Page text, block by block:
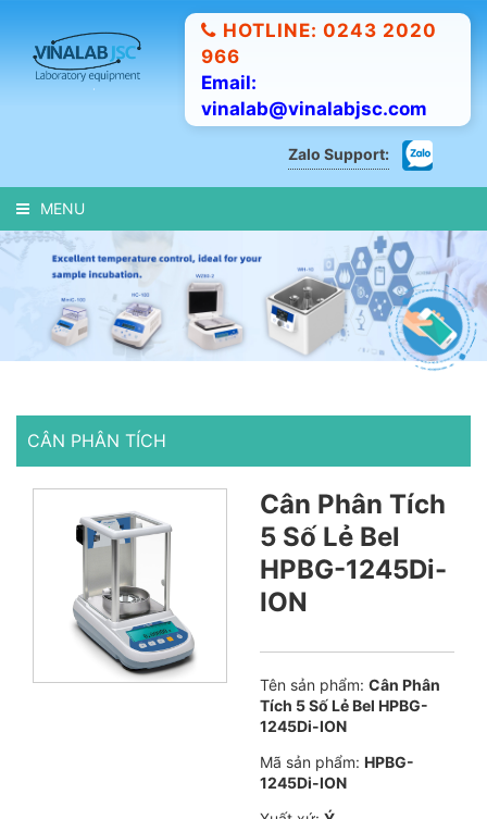
HOTLINE: 0243 2020
966
Email:
vinalab@vinalabjsc.com
Zalo Support:
MENU
CÂN PHÂN TÍCH
Cân Phân Tích
5 Số Lẻ Bel
HPBG-1245Di-
ION
Tên sản phẩm: Cân Phân
Tích 5 Số Lẻ Bel HPBG-
1245Di-ION
Mã sản phẩm: HPBG-
1245Di-ION